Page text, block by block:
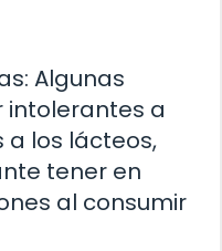
Algunas
intolerantes a
los lácteos,
tener en
al consumir